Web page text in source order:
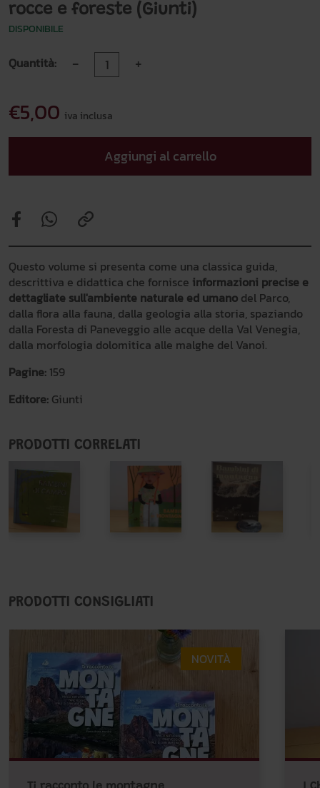
rocce e foreste (Giunti)
DISPONIBILE
Quantità: - +
€5,00 iva inclusa
Aggiungi al carrello
Questo volume si presenta come una classica guida,
descrittiva e didattica che fornisce informazioni precise e
dettagliate sull'ambiente naturale ed umano del Parco,
dalla flora alla fauna, dalla geologia alla storia, spaziando
dalla Foresta di Paneveggio alle acque della Val Venegia,
dalla morfologia dolomitica alle malghe del Vanoi.
Pagine: 159
Editore: Giunti
PRODOTTI CORRELATI
PRODOTTI CONSIGLIATI
NOVITÀ